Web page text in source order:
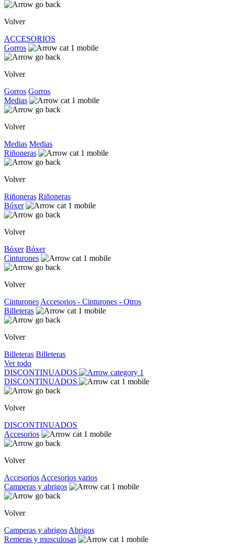
Volver
ACCESORIOS
Gorros
Volver
Gorros Gorros
Medias
Volver
Medias Medias
Riñoneras
Volver
Riñoneras Riñoneras
Bóxer
Volver
Bóxer Bóxer
Cinturones
Volver
Cinturones Accesorios - Cinturones - Otros
Billeteras
Volver
Billeteras Billeteras
Ver todo
DISCONTINUADOS
DISCONTINUADOS
Volver
DISCONTINUADOS
Accesorios
Volver
Accesorios Accesorios varios
Camperas y abrigos
Volver
Camperas y abrigos Abrigos
Remeras y musculosas